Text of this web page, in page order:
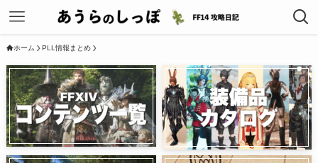
ホーム PLL情報まとめ